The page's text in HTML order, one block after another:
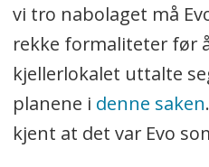
vi tro nabolaget må
rekke formaliteter før
kjellerlokalet uttalte
planene i denne saken
kjent at det var Evo